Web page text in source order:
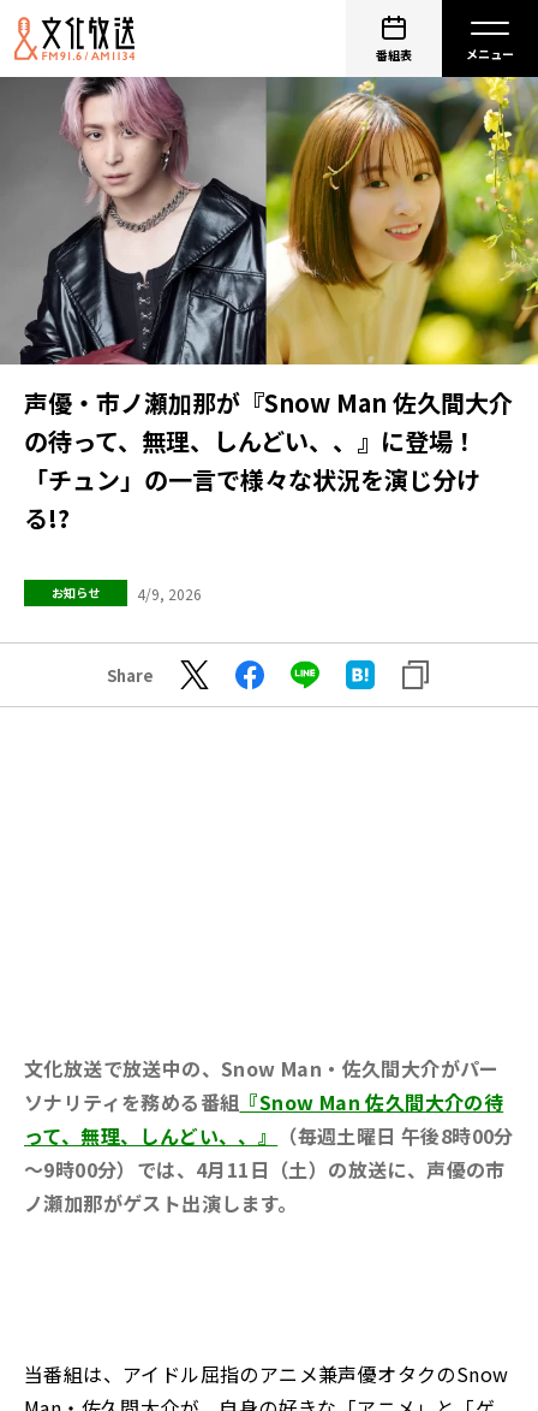
番組表
声優・市ノ瀬加那が『Snow Man 佐久間大介
の待って、無理、しんどい、、』に登場！
「チュン」の一言で様々な状況を演じ分け
る!?
お知らせ 4/9, 2026
Share
文化放送で放送中の、Snow Man・佐久間大介がパー
ソナリティを務める番組 『Snow Man 佐久間大介の待
って、無理、しんどい、、』
（毎週土曜日 午後8時00分
～9時00分）では、4月11日（土）の放送に、声優の市
ノ瀬加那がゲスト出演します。
当番組は、アイドル屈指のアニメ兼声優オタクのSnow